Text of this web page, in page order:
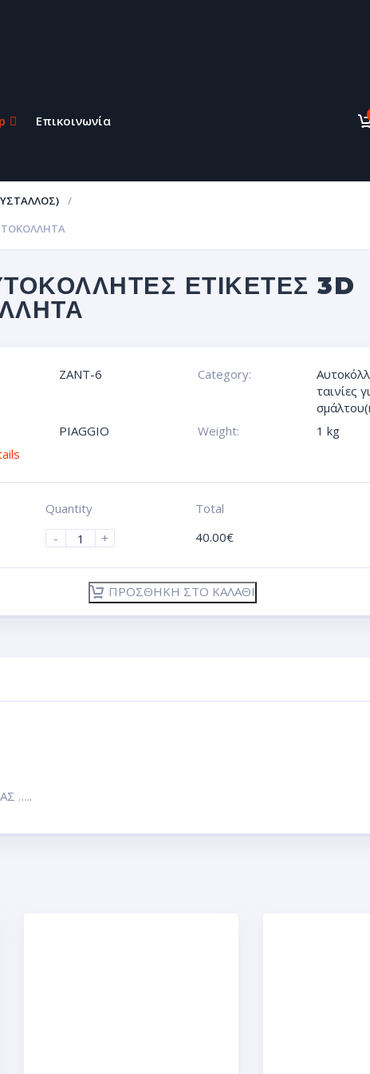
Επικοινωνία
ΕΤΙΚΈΤΕΣ 3D
ZANT-6 Category:
ταινίες
PIAGGIO Weight:
1 kg
Quantity
-
+
Total
40.00€
ΠΡΟΣΘΉΚΗ ΣΤΟ ΚΑΛΆΘΙ
…..